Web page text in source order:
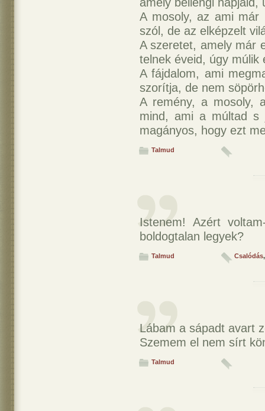
A mosoly, az ami
szól, de az elképzelt
A szeretet, amely már
telnek éveid, úgy múlik
A fájdalom, ami
szorítja, de nem
A remény, a mosoly,
mind, ami a múltad s
magányos, hogy ezt
Talmud
Istenem! Azért
boldogtalan legyek?
Talmud Csalódás
Lábam a sápadt avart
Szemem el nem sírt
Talmud